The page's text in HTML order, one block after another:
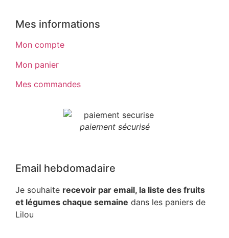
Mes informations
Mon compte
Mon panier
Mes commandes
paiement sécurisé
Email hebdomadaire
Je souhaite recevoir par email, la liste des fruits
et légumes chaque semaine dans les paniers de
Lilou